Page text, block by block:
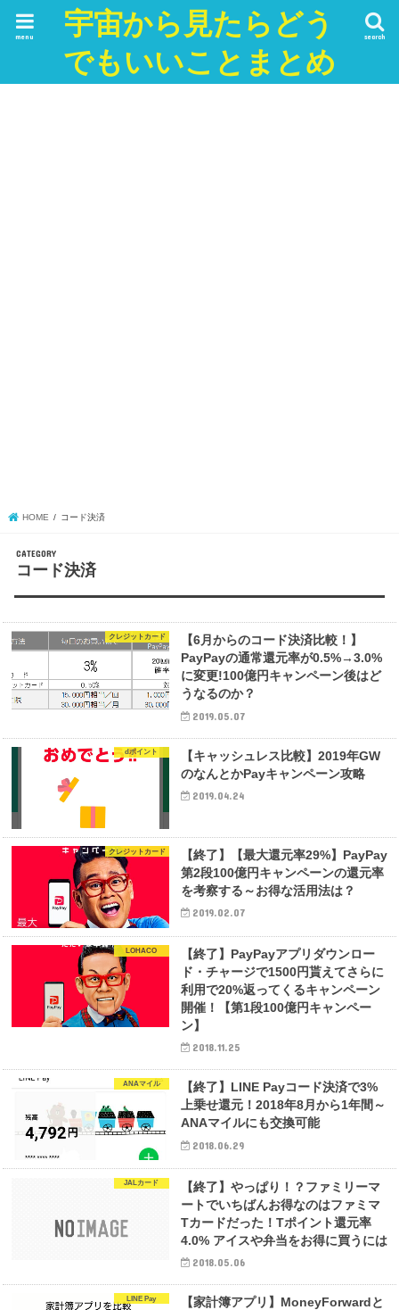
宇宙から見たらどう
でもいいことまとめ
search
menu
HOME コード決済
コード決済
クレジットカード
【6月からのコード決済比較！】
PayPayの通常還元率が0.5%→3.0%
に変更!100億円キャンペーン後はど
うなるのか？
2019.05.07
dポイント
【キャッシュレス比較】2019年GW
のなんとかPayキャンペーン攻略
2019.04.24
クレジットカード
【終了】【最大還元率29%】PayPay
第2段100億円キャンペーンの還元率
を考察する～お得な活用法は？
2019.02.07
LOHACO
【終了】PayPayアプリダウンロー
ド・チャージで1500円貰えてさらに
利用で20%返ってくるキャンペーン
開催！【第1段100億円キャンペー
ン】
2018.11.25
ANAマイル
【終了】LINE Payコード決済で3%
上乗せ還元！2018年8月から1年間～
ANAマイルにも交換可能
2018.06.29
JALカード
【終了】やっぱり！？ファミリーマ
ートでいちばんお得なのはファミマ
Tカードだった！Tポイント還元率
4.0% アイスや弁当をお得に買うには
2018.05.06
LINE Pay
【家計簿アプリ】MoneyForwardと